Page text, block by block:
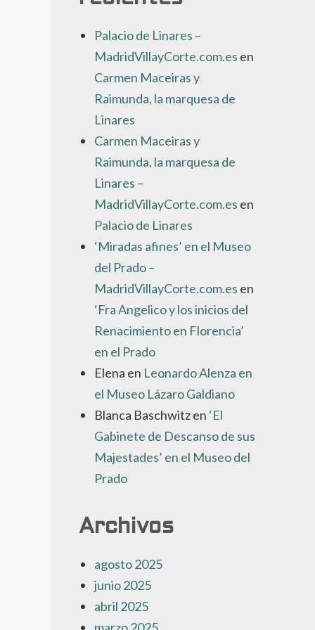
Palacio de Linares –
MadridVillayCorte.com.es en
Carmen Maceiras y
Raimunda, la marquesa de
Linares
Carmen Maceiras y
Raimunda, la marquesa de
Linares –
MadridVillayCorte.com.es en
Palacio de Linares
‘Miradas afines’ en el Museo
del Prado –
MadridVillayCorte.com.es en
‘Fra Angelico y los inicios del
Renacimiento en Florencia’
en el Prado
Elena en Leonardo Alenza en
el Museo Lázaro Galdiano
Blanca Baschwitzen ‘El
Gabinete de Descanso de sus
Majestades’ en el Museo del
Prado
Archivos
agosto 2025
junio 2025
abril 2025